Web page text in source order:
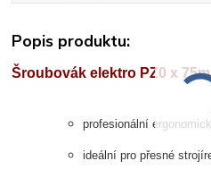
Popis produktu:
Šroubovák elektro PZ0 x
profesionální
ideální pro přesné